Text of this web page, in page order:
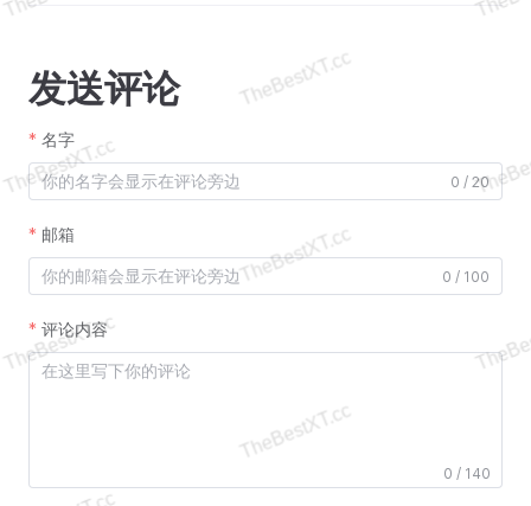
发送评论
名字
0 / 20
邮箱
0 / 100
评论内容
0 / 140